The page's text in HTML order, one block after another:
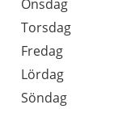
Onsdag
Torsdag
Fredag
Lördag
Söndag